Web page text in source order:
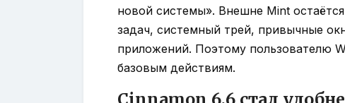
новой системы». Внешне Mint
задач, системный трей, привычные
приложений. Поэтому пользователю
базовым действиям.